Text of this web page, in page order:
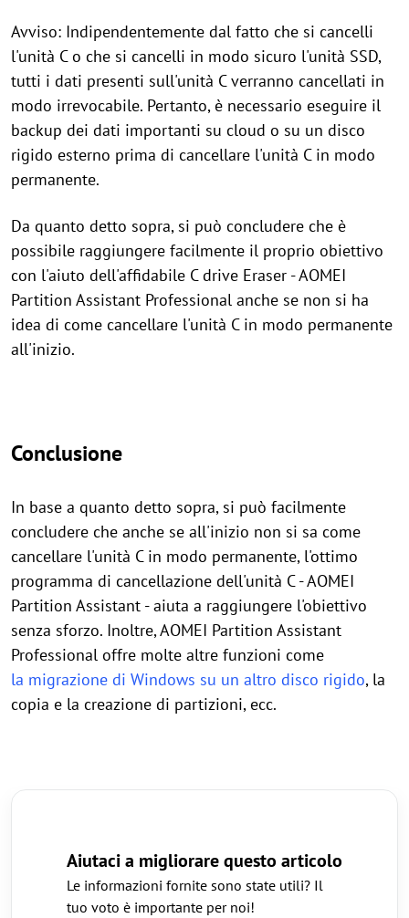
Avviso: Indipendentemente dal fatto che si cancelli
l'unità C o che si cancelli in modo sicuro l'unità SSD,
tutti i dati presenti sull'unità C verranno cancellati in
modo irrevocabile. Pertanto, è necessario eseguire il
backup dei dati importanti su cloud o su un disco
rigido esterno prima di cancellare l'unità C in modo
permanente.
Da quanto detto sopra, si può concludere che è
possibile raggiungere facilmente il proprio obiettivo
con l'aiuto dell'affidabile C drive Eraser - AOMEI
Partition Assistant Professional anche se non si ha
idea di come cancellare l'unità C in modo permanente
all'inizio.
Conclusione
In base a quanto detto sopra, si può facilmente
concludere che anche se all'inizio non si sa come
cancellare l'unità C in modo permanente, l'ottimo
programma di cancellazione dell'unità C - AOMEI
Partition Assistant - aiuta a raggiungere l'obiettivo
senza sforzo. Inoltre, AOMEI Partition Assistant
Professional offre molte altre funzioni come
la migrazione di Windows su un altro disco rigido, la
copia e la creazione di partizioni, ecc.
Aiutaci a migliorare questo articolo
Le informazioni fornite sono state utili? Il
tuo voto è importante per noi!